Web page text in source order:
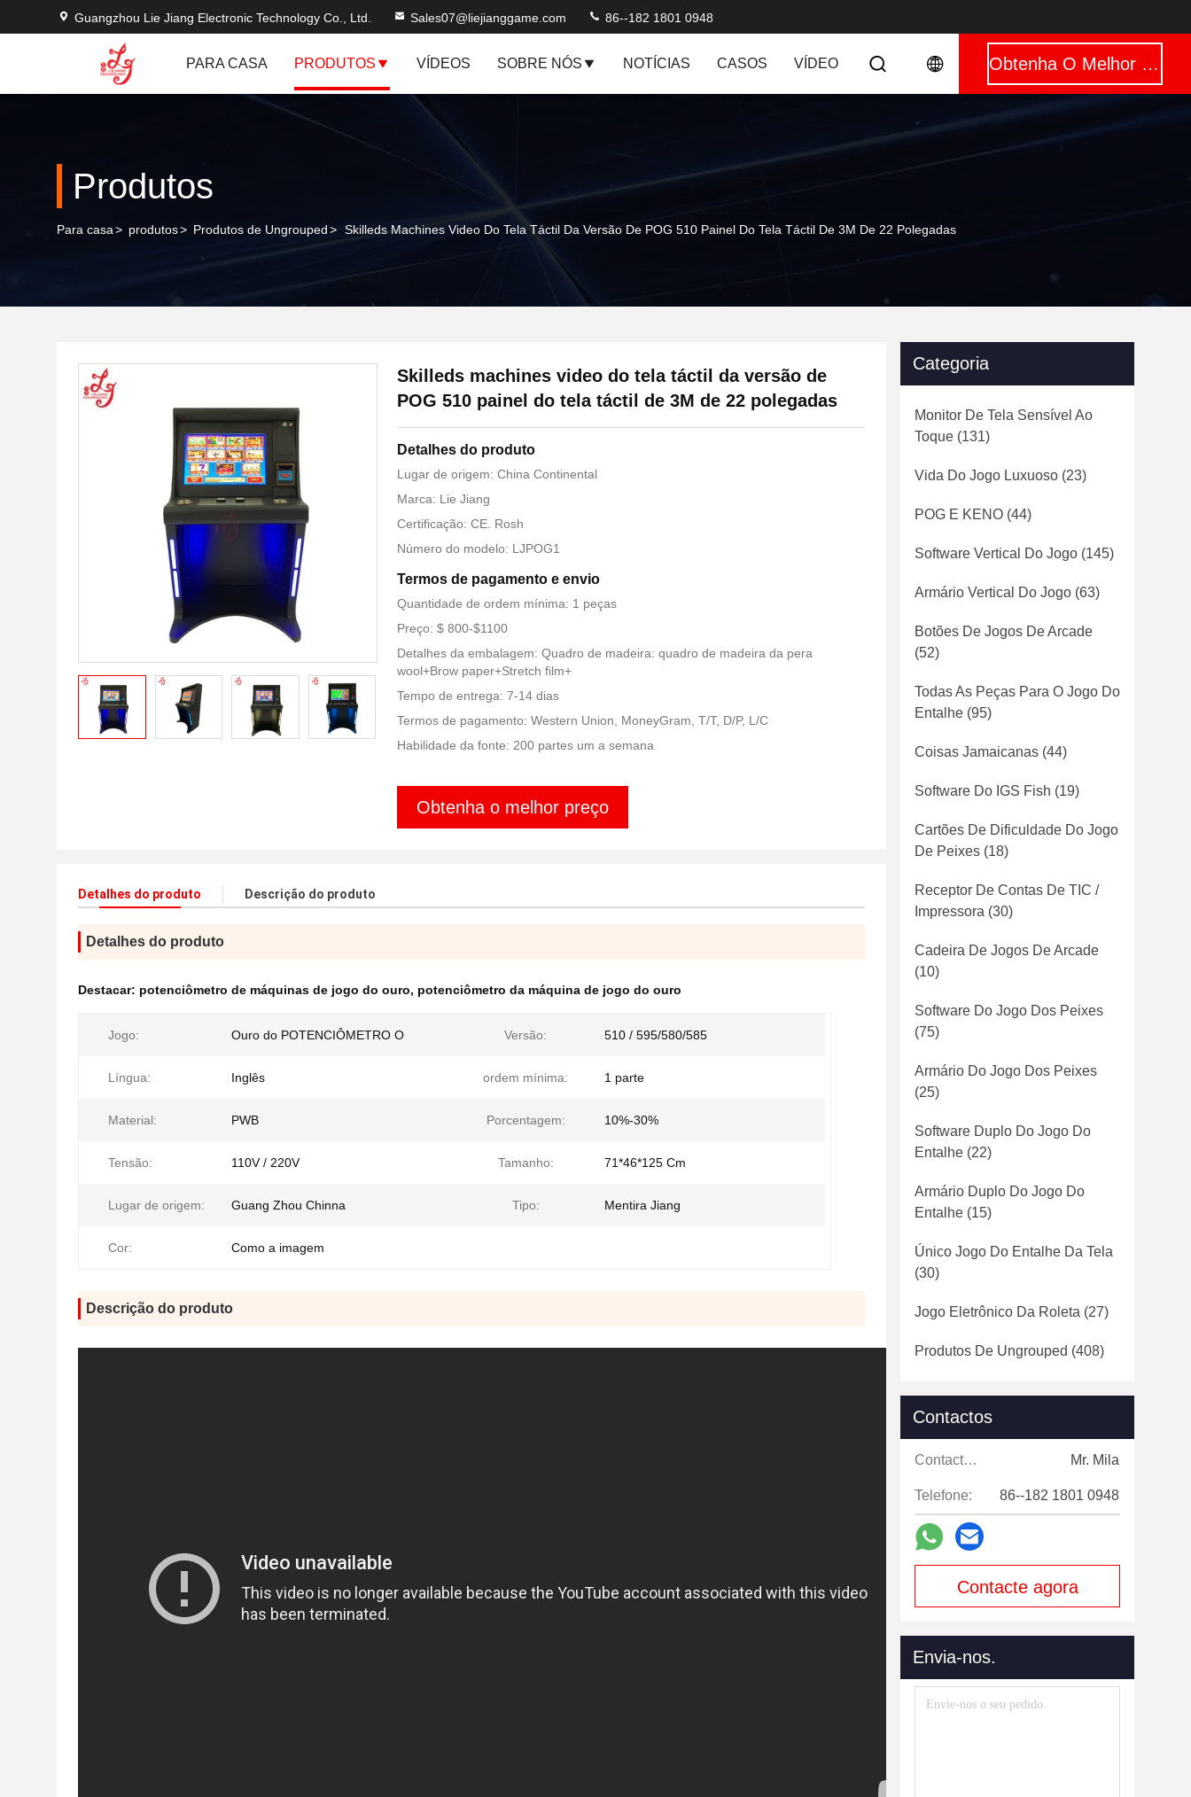
Guangzhou Lie Jiang Electronic Technology Co., Ltd. Sales07@liejianggame.com 86--182 1801 0948
PARA CASA PRODUTOS VÍDEOS SOBRE NÓS NOTÍCIAS CASOS VÍDEO Obtenha O Melhor Preço
Produtos
Para casa> produtos> Produtos de Ungrouped> Skilleds Machines Video Do Tela Táctil Da Versão De POG 510 Painel Do Tela Táctil De 3M De 22 Polegadas
Skilleds machines video do tela táctil da versão de
POG 510 painel do tela táctil de 3M de 22 polegadas
Detalhes do produto
Lugar de origem: China Continental
Marca: Lie Jiang
Certificação: CE. Rosh
Número do modelo: LJPOG1
Termos de pagamento e envio
Quantidade de ordem mínima: 1 peças
Preço: $ 800-$1100
Detalhes da embalagem: Quadro de madeira: quadro de madeira da pera
wool+Brow paper+Stretch film+
Tempo de entrega: 7-14 dias
Termos de pagamento: Western Union, MoneyGram, T/T, D/P, L/C
Habilidade da fonte: 200 partes um a semana
Obtenha o melhor preço
Detalhes do produto Descrição do produto
Detalhes do produto
Destacar: potenciômetro de máquinas de jogo do ouro, potenciômetro da máquina de jogo do ouro
Jogo: Ouro do POTENCIÔMETRO O Versão: 510 / 595/580/585
Língua: Inglês ordem mínima: 1 parte
Material: PWB Porcentagem: 10%-30%
Tensão: 110V / 220V Tamanho: 71*46*125 Cm
Lugar de origem: Guang Zhou Chinna Tipo: Mentira Jiang
Cor: Como a imagem
Descrição do produto
Categoria
Monitor De Tela Sensível Ao
Toque (131)
Vida Do Jogo Luxuoso (23)
POG E KENO (44)
Software Vertical Do Jogo (145)
Armário Vertical Do Jogo (63)
Botões De Jogos De Arcade
(52)
Todas As Peças Para O Jogo Do
Entalhe (95)
Coisas Jamaicanas (44)
Software Do IGS Fish (19)
Cartões De Dificuldade Do Jogo
De Peixes (18)
Receptor De Contas De TIC /
Impressora (30)
Cadeira De Jogos De Arcade
(10)
Software Do Jogo Dos Peixes
(75)
Armário Do Jogo Dos Peixes
(25)
Software Duplo Do Jogo Do
Entalhe (22)
Armário Duplo Do Jogo Do
Entalhe (15)
Único Jogo Do Entalhe Da Tela
(30)
Jogo Eletrônico Da Roleta (27)
Produtos De Ungrouped (408)
Contactos
Contactos: Mr. Mila
Telefone: 86--182 1801 0948
Contacte agora
Envia-nos.